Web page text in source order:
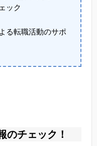
ック
る転職活動のサポ
のチェック！